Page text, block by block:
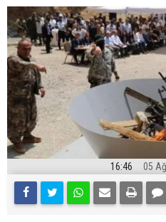
16:46 05